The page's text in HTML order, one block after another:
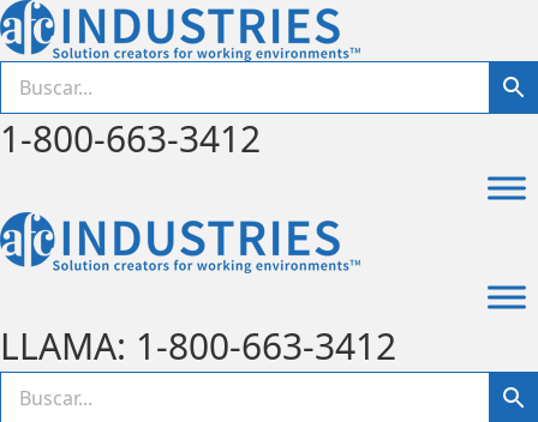
1-800-663-3412
LLAMA: 1-800-663-3412